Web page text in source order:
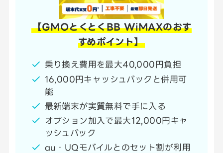
【GMOとくとくBB WiMAXのおす
すめポイント】
乗り換え費用を最大40,000円負担
16,000円キャッシュバックと併用可
能
最新端末が実質無料で手に入る
オプション加入で最大12,000円キャ
ッシュバック
au・UQモバイルとのセット割が利用